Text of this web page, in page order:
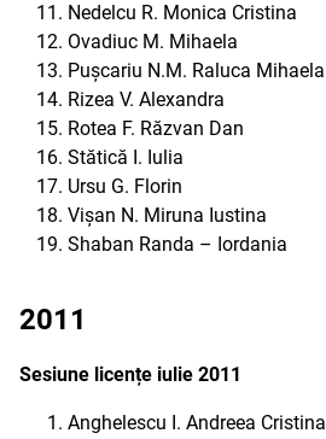
Nedelcu R. Monica Cristina
Ovadiuc M. Mihaela
Pușcariu N.M. Raluca Mihaela
Rizea V. Alexandra
Rotea F. Răzvan Dan
Stătică I. Iulia
Ursu G. Florin
Vișan N. Miruna Iustina
Shaban Randa – Iordania
2011
Sesiune licențe iulie 2011
Anghelescu I. Andreea Cristina